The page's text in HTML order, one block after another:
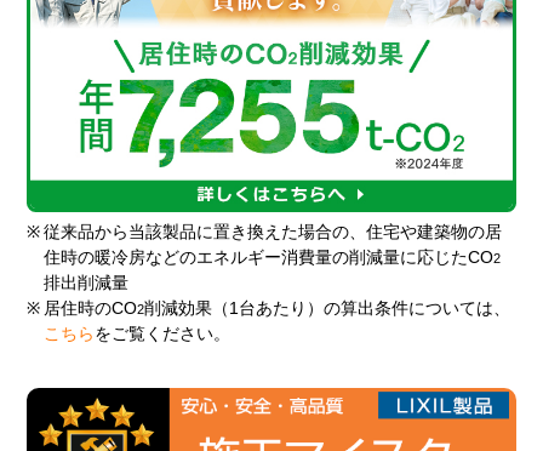
※ 従来品から当該製品に置き換えた場合の、住宅や建築物の居
住時の暖冷房などのエネルギー消費量の削減量に応じたCO2
排出削減量
※ 居住時のCO2削減効果（1台あたり）の算出条件については、
こちら をご覧ください。